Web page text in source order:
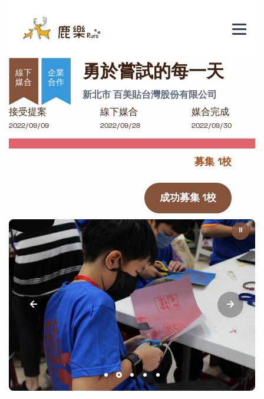
勇於嘗試的每一天
企業
合作
勇於嘗試的每一天
新北市 百美貼台灣股份有限公司
接受提案
2022/09/09
線下媒合
2022/09/28
媒合完成
2022/09/30
募集 1校
成功募集 1校
⏸